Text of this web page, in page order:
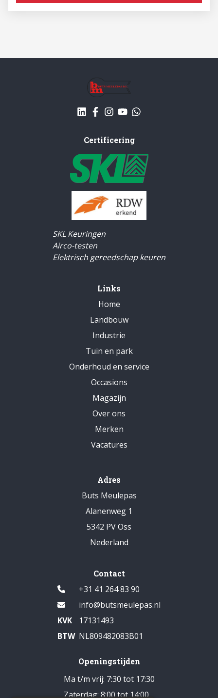
Certificering
SKL Keuringen
Airco-testen
Elektrisch gereedschap keuren
Links
Home
Landbouw
Industrie
Tuin en park
Onderhoud en service
Occasions
Magazijn
Over ons
Merken
Vacatures
Adres
Buts Meulepas
Alanenweg 1
5342 PV Oss
Nederland
Contact
+31 41 264 83 90
info@butsmeulepas.nl
KVK
17131493
BTW NL809482083B01
Openingstijden
Ma t/m vrij: 7:30 tot 17:30
Zaterdag: 8:00 tot 14:00